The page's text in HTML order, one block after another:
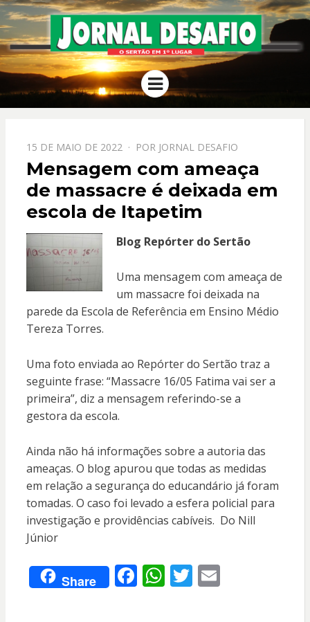
JORNAL
DESAFIO
O Sertão em 1º Lugar
Menu
PPOSTADO
EM
15 DE MAIO DE 2022 POR JORNAL DESAFIO
Mensagem com ameaça
de massacre é deixada em
escola de Itapetim
Blog Repórter do Sertão
Uma mensagem com ameaça de
um massacre foi deixada na
parede da Escola de Referência em Ensino Médio
Tereza Torres.
Uma foto enviada ao Repórter do Sertão traz a
seguinte frase: “Massacre 16/05 Fatima vai ser a
primeira”, diz a mensagem referindo-se a
gestora da escola.
Ainda não há informações sobre a autoria das
ameaças. O blog apurou que todas as medidas
em relação a segurança do educandário já foram
tomadas. O caso foi levado a esfera policial para
investigação e providências cabíveis. Do Nill
Júnior
Share F W T E